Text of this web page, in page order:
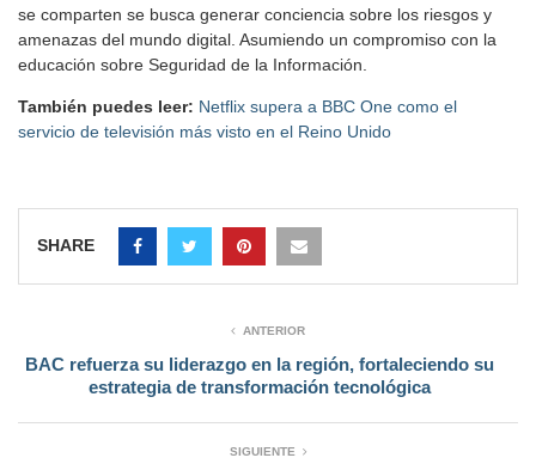
se comparten se busca generar conciencia sobre los riesgos y
amenazas del mundo digital. Asumiendo un compromiso con la
educación sobre Seguridad de la Información.
También puedes leer: Netflix supera a BBC One como el
servicio de televisión más visto en el Reino Unido
SHARE
ANTERIOR
BAC refuerza su liderazgo en la región, fortaleciendo su
estrategia de transformación tecnológica
SIGUIENTE